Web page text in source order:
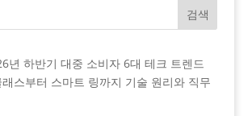
검색
년 하반기 대중 소비자 6대 테크 트렌드
스부터 스마트 링까지 기술 원리와 직무